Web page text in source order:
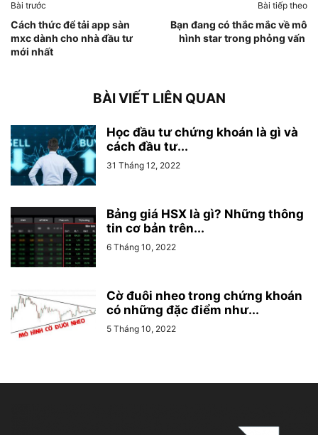
Bài trước
Cách thức để tải app sàn
mxc dành cho nhà đầu tư
mới nhất
Bài tiếp theo
Bạn đang có thắc mắc về mô
hình star trong phỏng vấn
BÀI VIẾT LIÊN QUAN
Học đầu tư chứng khoán là gì và
cách đầu tư...
31 Tháng 12, 2022
Bảng giá HSX là gì? Những thông
tin cơ bản trên...
6 Tháng 10, 2022
Cờ đuôi nheo trong chứng khoán
có những đặc điểm như...
5 Tháng 10, 2022